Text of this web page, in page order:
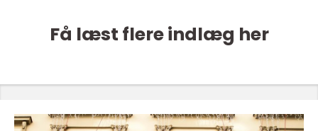
Få læst flere indlæg her